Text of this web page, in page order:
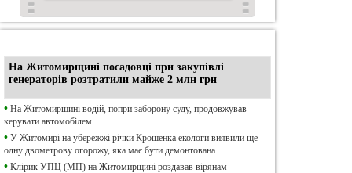
На Житомирщині посадовці при закупівлі
генераторів розтратили майже 2 млн грн
• На Житомирщині водій, попри заборону суду, продовжував
керувати автомобілем
• У Житомирі на убережжі річки Крошенка екологи виявили ще
одну двометрову огорожу, яка має бути демонтована
• Клірик УПЦ (МП) на Житомирщині роздавав вірянам